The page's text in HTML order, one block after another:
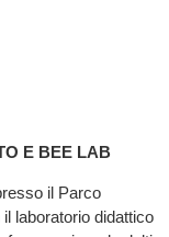
E BEE LAB
il Parco
laboratorio didattico